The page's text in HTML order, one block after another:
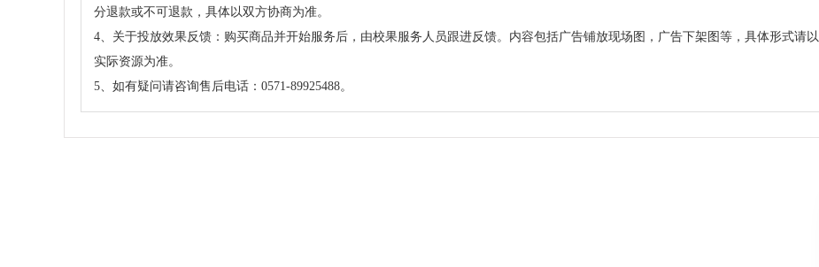
分退款或不可退款，具体以双方协商为准。
4、关于投放效果反馈：购买商品并开始服务后，由校果服务人员跟进反馈。内容包括广告铺放现场图，广告下架图等，具体形式请以
实际资源为准。
5、如有疑问请咨询售后电话：0571-89925488。